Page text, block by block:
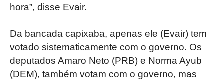
hora”, disse Evair.
Da bancada capixaba, apenas ele (Evair) tem
votado sistematicamente com o governo. Os
deputados Amaro Neto (PRB) e Norma Ayub
(DEM), também votam com o governo, mas